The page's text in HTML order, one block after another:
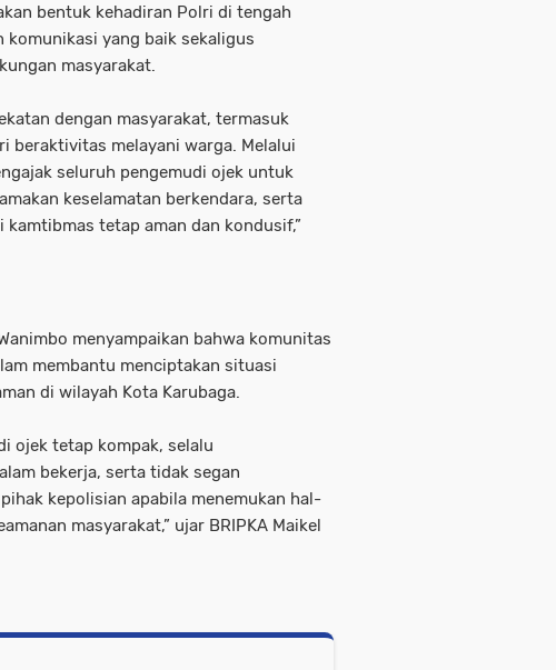
bentuk kehadiran Polri di tengah
komunikasi yang baik sekaligus
masyarakat.
dengan masyarakat, termasuk
beraktivitas melayani warga. Melalui
seluruh pengemudi ojek untuk
keselamatan berkendara, serta
tetap aman dan kondusif,”
menyampaikan bahwa komunitas
membantu menciptakan situasi
di wilayah Kota Karubaga.
ojek tetap kompak, selalu
bekerja, serta tidak segan
kepolisian apabila menemukan hal-
masyarakat,” ujar BRIPKA Maikel